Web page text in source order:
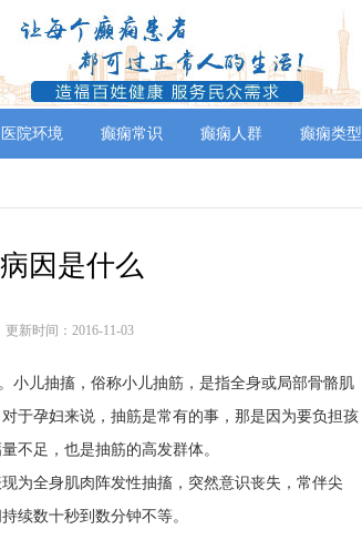
医院环境 癫痫常识 癫痫人群 癫痫类型
因是什么
更新时间：2016-11-03
小儿抽搐，俗称小儿抽筋，是指全身或局部骨骼肌
于孕妇来说，抽筋是常有的事，那是因为要负担孩
不足，也是抽筋的高发群体。
为全身肌肉阵发性抽搐，突然意识丧失，常伴尖
续数十秒到数分钟不等。